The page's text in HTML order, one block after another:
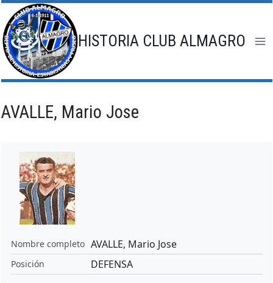
Saltar
al
contenido
HISTORIA CLUB ALMAGRO
AVALLE, Mario Jose
Nombre completo AVALLE, Mario Jose
Posición DEFENSA